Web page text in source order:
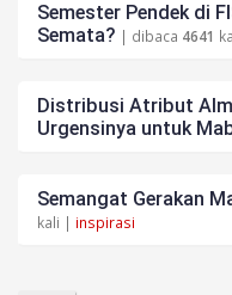
Semester Pendek di
Semata? | dibaca 4641
Distribusi Atribut
Urgensinya untuk
Semangat Gerakan
kali | inspirasi